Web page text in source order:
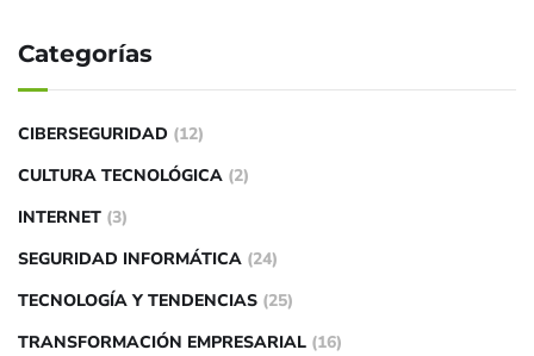
Categorías
CIBERSEGURIDAD (12)
CULTURA TECNOLÓGICA (2)
INTERNET (3)
SEGURIDAD INFORMÁTICA (24)
TECNOLOGÍA Y TENDENCIAS (25)
TRANSFORMACIÓN EMPRESARIAL (16)